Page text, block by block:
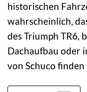
historischen
wahrscheinlich,
des Triumph TR6,
Dachaufbau oder
von Schuco finden